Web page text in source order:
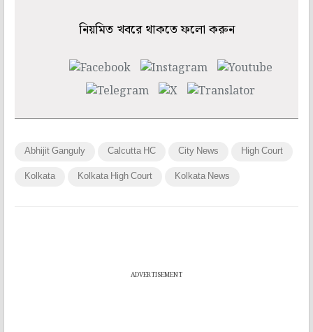
নিয়মিত খবরে থাকতে ফলো করুন
Abhijit Ganguly Calcutta HC City News High Court
Kolkata Kolkata High Court Kolkata News
ADVERTISEMENT